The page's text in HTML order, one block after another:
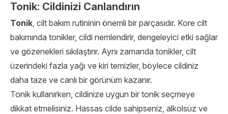
Tonik: Cildinizi Canlandırın
Tonik, cilt bakım rutininin önemli bir parçasıdır. Kore cilt
bakımında tonikler, cildi nemlendirir, dengeleyici etki sağlar
ve gözenekleri sıkılaştırır. Aynı zamanda tonikler, cilt
üzerindeki fazla yağı ve kiri temizler, böylece cildiniz
daha taze ve canlı bir görünüm kazanır.
Tonik kullanırken, cildinize uygun bir tonik seçmeye
dikkat etmelisiniz. Hassas cilde sahipseniz, alkolsüz ve